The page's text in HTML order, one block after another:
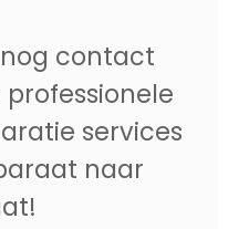
contact
services
naar